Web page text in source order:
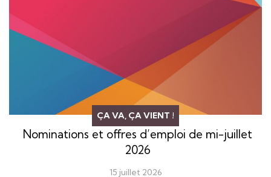
ÇA VA, ÇA VIENT !
Nominations et offres d’emploi de mi-juillet
2026
15 juillet 2026